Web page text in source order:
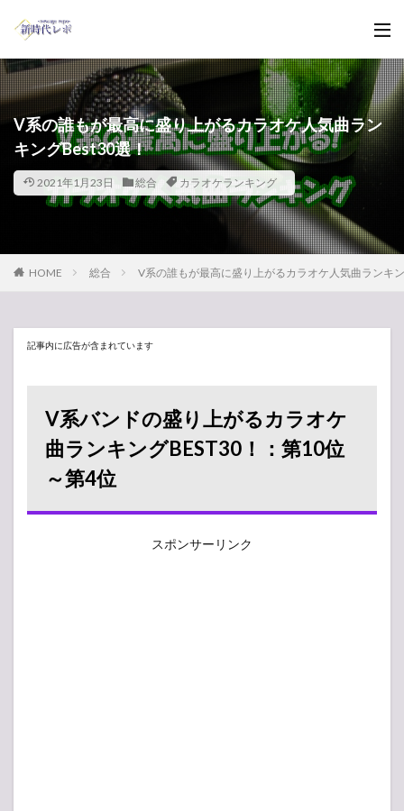
V系の誰もが最高に盛り上がるカラオケ人気曲ラン
キングBest30選！
2021年1月23日 総合 カラオケランキング
HOME 総合 V系の誰もが最高に盛り上がるカラオケ人気曲ランキ
記事内に広告が含まれています
V系バンドの盛り上がるカラオケ
曲ランキングBEST30！：第10位
～第4位
スポンサーリンク